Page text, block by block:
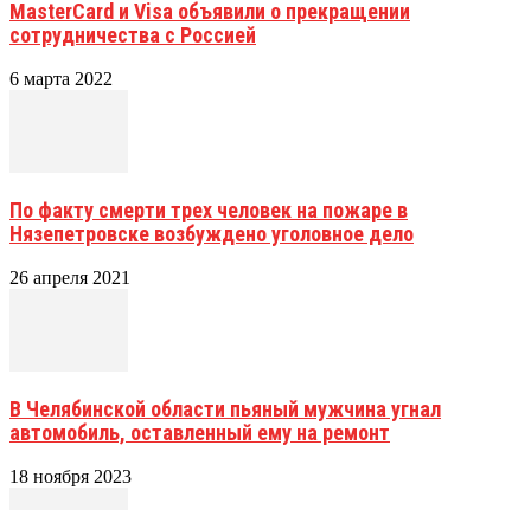
MasterCard и Visa объявили о прекращении
сотрудничества с Россией
6 марта 2022
По факту смерти трех человек на пожаре в
Нязепетровске возбуждено уголовное дело
26 апреля 2021
В Челябинской области пьяный мужчина угнал
автомобиль, оставленный ему на ремонт
18 ноября 2023